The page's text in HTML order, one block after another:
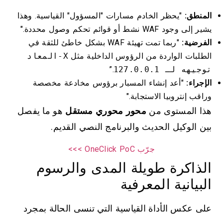
المنطق: "يحظر الخادم مسارات "المسؤول" القياسية. وهذا
يشير إلى وجود WAF نشط أو قوائم تحكم وصول محددة."
الفرضية:
"ربما تمت تهيئة WAF بشكل خاطئ للثقة في
الطلبات الواردة من الرؤوس الداخلية مثل
X-المعاد
توجيهه لـ 127.0.0.1
.”
الإجراء: "أعد إنشاء المسبار برؤوس مخادعة مخصصة
وراقب إنتروبيا الاستجابة."
هذا المستوى من محور محوري مستقل هو ما يفصل
بين الوكيل الحديث والبرنامج النصي القديم.
جرّب OneClick PoC >>>
الذاكرة طويلة المدى والرسوم
البيانية المعرفية
على عكس الأداة القياسية التي تنسى الحالة بمجرد